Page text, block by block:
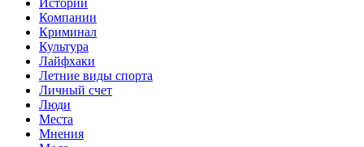
Компании
Криминал
Культура
Лайфхаки
Летние виды спорта
Личный счет
Люди
Места
Мнения